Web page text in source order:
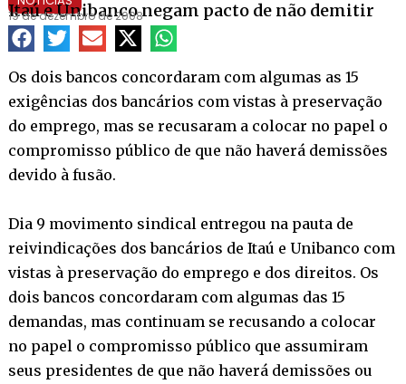
Itaú e Unibanco negam pacto de não demitir
19 de dezembro de 2008
Os dois bancos concordaram com algumas as 15
exigências dos bancários com vistas à preservação
do emprego, mas se recusaram a colocar no papel o
compromisso público de que não haverá demissões
devido à fusão.
Dia 9 movimento sindical entregou na pauta de
reivindicações dos bancários de Itaú e Unibanco com
vistas à preservação do emprego e dos direitos. Os
dois bancos concordaram com algumas das 15
demandas, mas continuam se recusando a colocar
no papel o compromisso público que assumiram
seus presidentes de que não haverá demissões ou